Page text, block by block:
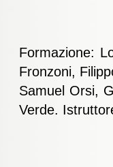
Formazione:
Fronzoni,
Samuel Orsi,
Verde.